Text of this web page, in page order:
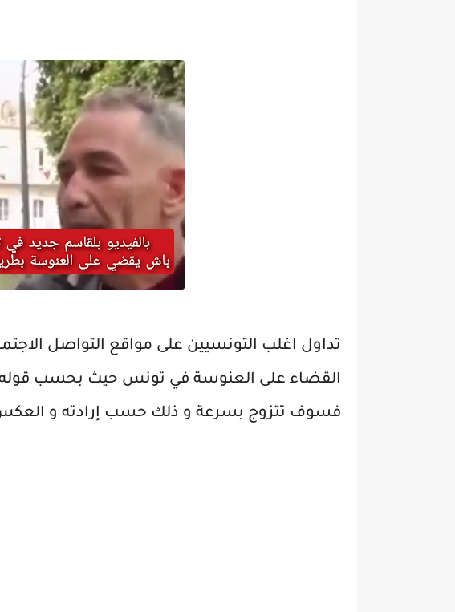
تداول اغلب التونسيين على مواقع التواصل
القضاء على العنوسة في تونس حيث بحسب قوله
فسوف تتزوج بسرعة و ذلك حسب إرادته و